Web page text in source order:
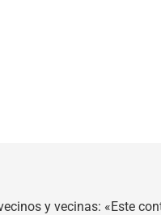
y vecinas: «Este